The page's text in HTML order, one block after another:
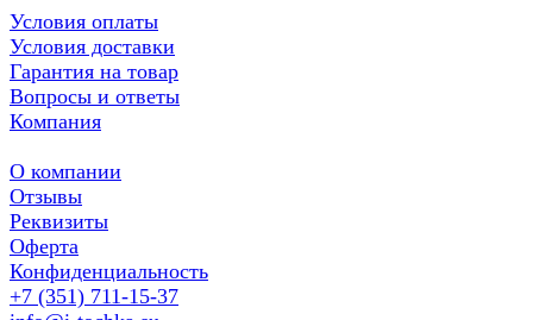
Условия оплаты
Условия доставки
Гарантия на товар
Вопросы и ответы
Компания
О компании
Отзывы
Реквизиты
Оферта
Конфиденциальность
+7 (351) 711-15-37